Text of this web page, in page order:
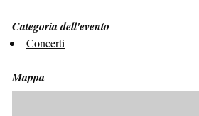
Categoria dell'evento
Concerti
Mappa